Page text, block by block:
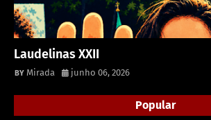
Laudelinas XXII
Mirada junho 06, 2026
Popular